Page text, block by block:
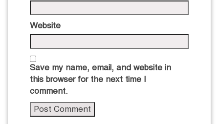
Website
Save my name, email, and website in
this browser for the next time I
comment.